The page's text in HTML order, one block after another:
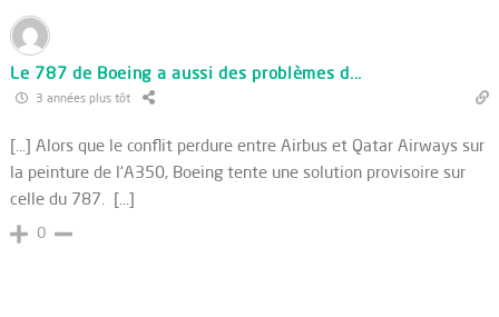
Le 787 de Boeing a aussi des problèmes d...
3 années plus tôt
[…] Alors que le conflit perdure entre Airbus et Qatar Airways sur
la peinture de l'A350, Boeing tente une solution provisoire sur
celle du 787. […]
0